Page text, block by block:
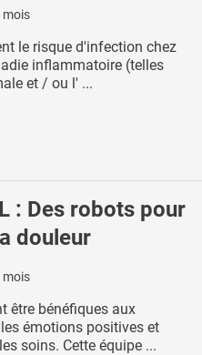
mois
le risque d'infection chez
inflammatoire (telles
et / ou l' ...
: Des robots pour
douleur
mois
être bénéfiques aux
émotions positives et
soins. Cette équipe ...